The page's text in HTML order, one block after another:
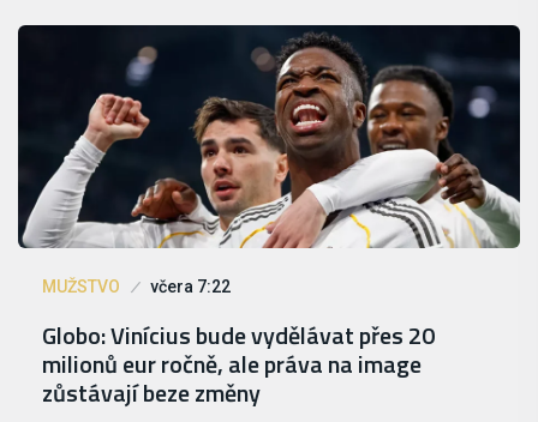
MUŽSTVO včera 7:22
Globo: Vinícius bude vydělávat přes 20
milionů eur ročně, ale práva na image
zůstávají beze změny